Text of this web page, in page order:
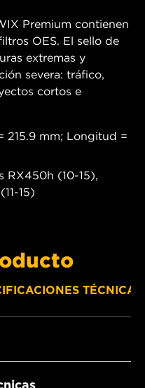
Premium contienen
OES. El sello de
extremas y
severa: tráfico,
cortos e
215.9 mm; Longitud =
RX450h (10-15),
15)
TÉCNICAS